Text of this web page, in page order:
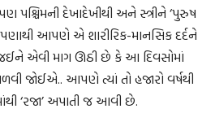
પશ્ચિમની દેખાદેખીથી અને સ્ત્રીને ‘પુરુષ
આપણે એ શારીરિક-માનસિક દર્દને
એવી માગ ઊઠી છે કે આ દિવસોમાં
જોઈએ.. આપણે ત્યાં તો હજારો વર્ષથી
‘રજા’ અપાતી જ આવી છે.